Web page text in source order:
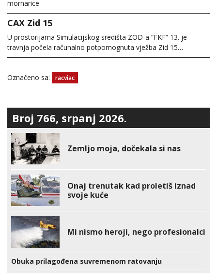
mornarice
CAX Zid 15
U prostorijama Simulacijskog središta ZOD-a ”FKF“ 13. je
travnja počela računalno potpomognuta vježba Zid 15…
Označeno sa: racviac
Broj 766, srpanj 2026.
Zemljo moja, dočekala si nas
Onaj trenutak kad proletiš iznad
svoje kuće
Mi nismo heroji, nego profesionalci
Obuka prilagođena suvremenom ratovanju